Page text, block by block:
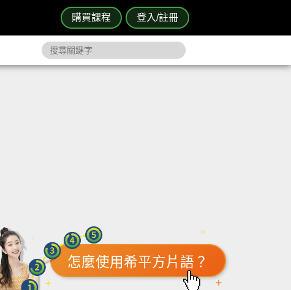
購買課程 登入/註冊
怎麼使用希平方片語？